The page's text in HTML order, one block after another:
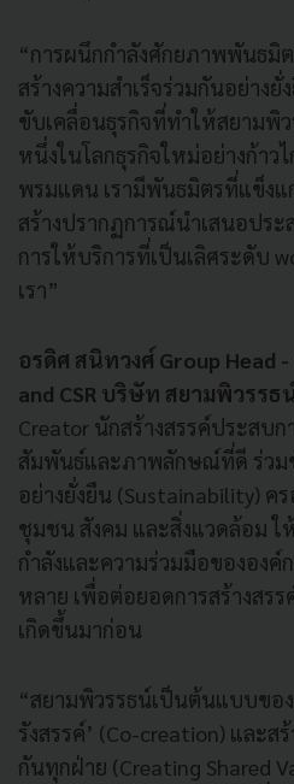
“การผนึกกำลังศักยภาพพันธมิ
สร้างความสำเร็จร่วมกันอย่าง
ขับเคลื่อนธุรกิจที่ทำให้สยามพิ
หนึ่งในโลกธุรกิจใหม่อย่างก้าว
พรมแดน เรามีพันธมิตรที่แข็งแ
สร้างปรากฏการณ์นำเสนอปร
การให้บริการที่เป็นเลิศระดับ
เรา”
อรดิศ สนิทวงศ์ Group Head
and CSR บริษัท สยามพิวรรธ
Creator นักสร้างสรรค์ประสบก
สัมพันธ์และภาพลักษณ์ที่ดี ร่วม
อย่างยั่งยืน (Sustainability)
ชุมชน สังคม และสิ่งแวดล้อม
กำลังและความร่วมมือขององ
หลาย เพื่อต่อยอดการสร้างสร
เกิดขึ้นมาก่อน
“สยามพิวรรธน์เป็นต้นแบบขอ
รังสรรค์’ (Co-creation) และ
กันทุกฝ่าย (Creating Shared